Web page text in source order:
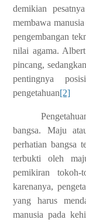
demikian
membawa
pengembangan
nilai agama.
pincang,
pentingnya
pengetahuan[2]
bangsa. Maju
perhatian bangsa
terbukti oleh
pemikiran
karenanya,
yang harus
manusia pada